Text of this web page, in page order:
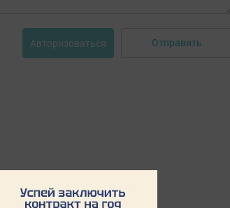
Авторизоваться Отправить